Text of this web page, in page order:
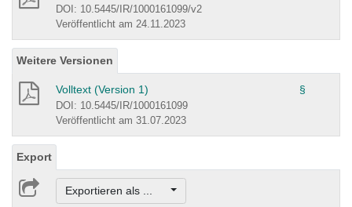
DOI: 10.5445/IR/1000161099/v2
Veröffentlicht am 24.11.2023
Weitere Versionen
Volltext (Version 1) §
DOI: 10.5445/IR/1000161099
Veröffentlicht am 31.07.2023
Export
Exportieren als ...